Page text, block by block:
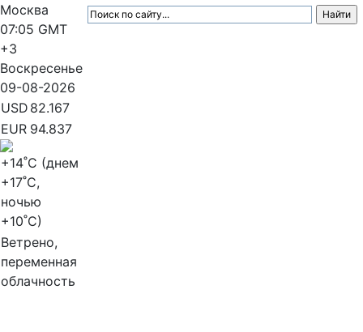
Москва
07:05 GMT
+3
Воскресенье
09-08-2026
USD 82.167
EUR 94.837
+14˚C (днем
+17˚C,
ночью
+10˚C)
Ветрено,
переменная
облачность